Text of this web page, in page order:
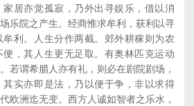
居亦觉孤寂，乃外出寻娱乐，借以消
乐院之产生。经商惟求牟利，获利以寻
利。人生分作两截。郊外耕稼则为农
，其人生更无足取。有奥林匹克运动
若谓希腊人亦有礼，则必在剧院剧场，
其实亦即是法，乃以便于争，非以求得
欧洲迄无变。西方人诚如智者之乐水，